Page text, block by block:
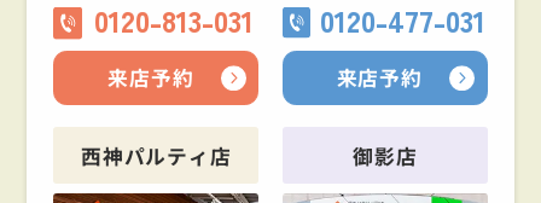
0120-813-031
来店予約
0120-477-031
来店予約
西神パルティ店 御影店